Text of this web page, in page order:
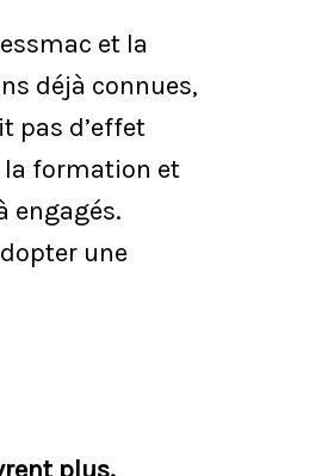
et la
déjà connues,
pas d’effet
formation et
engagés.
une